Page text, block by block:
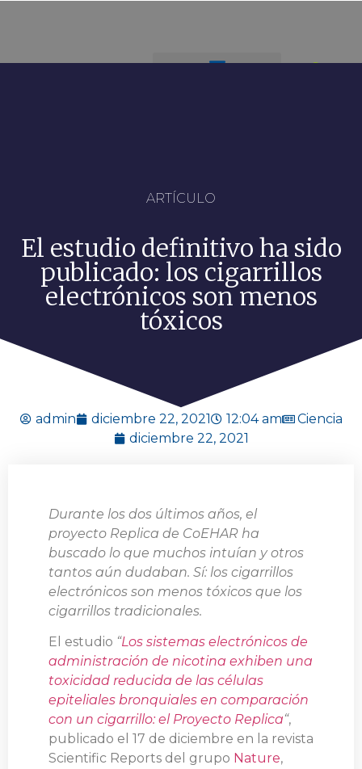
ARTÍCULO
El estudio definitivo ha sido
publicado: los cigarrillos
electrónicos son menos
tóxicos
admin diciembre 22, 2021 12:04 am
Ciencia
diciembre 22, 2021
Durante los dos últimos años, el
proyecto Replica de CoEHAR ha
buscado lo que muchos intuían y otros
tantos aún dudaban. Sí: los cigarrillos
electrónicos son menos tóxicos que los
cigarrillos tradicionales.
El estudio “Los sistemas electrónicos de
administración de nicotina exhiben una
toxicidad reducida de las células
epiteliales bronquiales en comparación
con un cigarrillo: el Proyecto Replica“,
publicado el 17 de diciembre en la revista
Scientific Reports del grupo Nature,